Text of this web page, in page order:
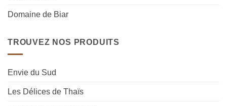
Domaine de Biar
TROUVEZ NOS PRODUITS
Envie du Sud
Les Délices de Thaïs